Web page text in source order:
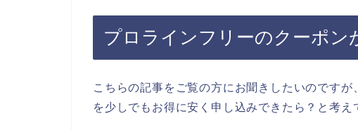
プロラインフリーのクーポン
こちらの記事をご覧の方にお聞きしたいのです
を少しでもお得に安く申し込みできたら？と考え